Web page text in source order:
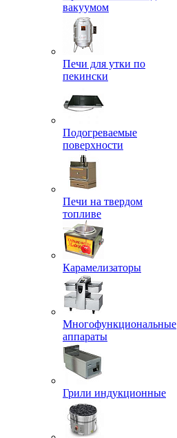
вакуумом
Печи для утки по
пекински
Подогреваемые
поверхности
Печи на твердом
топливе
Карамелизаторы
Многофункциональные
аппараты
Грили индукционные